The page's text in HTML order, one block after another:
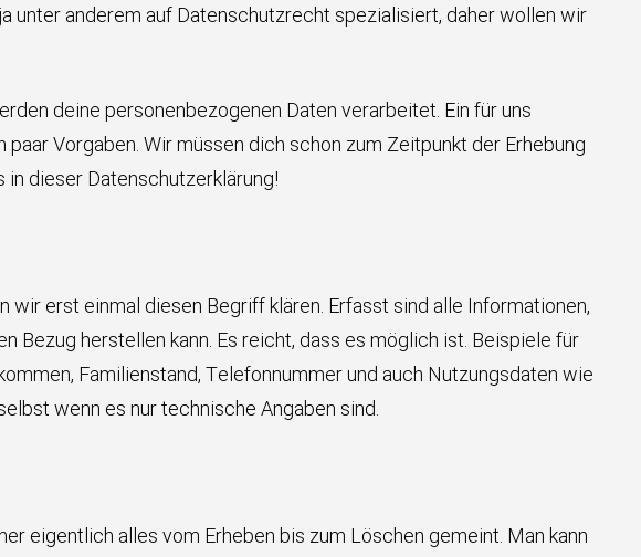
unter anderem auf Datenschutzrecht spezialisiert, daher wollen wir
deine personenbezogenen Daten verarbeitet. Ein für uns
Vorgaben. Wir müssen dich schon zum Zeitpunkt der Erhebung
dieser Datenschutzerklärung!
erst einmal diesen Begriff klären. Erfasst sind alle Informationen,
Bezug herstellen kann. Es reicht, dass es möglich ist. Beispiele für
Familienstand, Telefonnummer und auch Nutzungsdaten wie
wenn es nur technische Angaben sind.
eigentlich alles vom Erheben bis zum Löschen gemeint. Man kann